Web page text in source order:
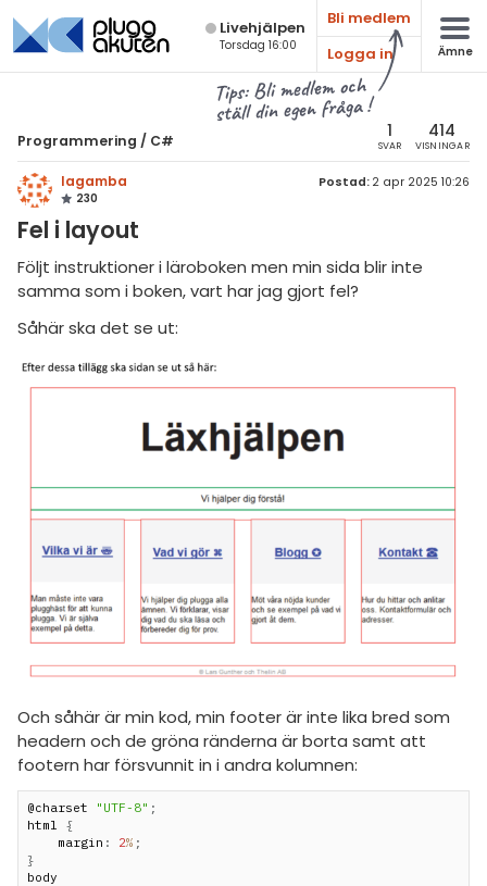
Live­hjälpen
Torsdag 16:00
Bli medlem
Logga in
Ämne
Tips: Bli medlem och
ställ din egen fråga !
Programmering / C# 1
SVAR
414
VISNINGAR
lagamba
230
Postad: 2 apr 2025 10:26
Fel i layout
Följt instruktioner i läroboken men min sida blir inte
samma som i boken, vart har jag gjort fel?
Såhär ska det se ut:
Och såhär är min kod, min footer är inte lika bred som
headern och de gröna ränderna är borta samt att
footern har försvunnit in i andra kolumnen:
@charset "UTF-8" ;
html {
    margin
: 2% ;
}
& Bygg
Alla ämnen
Programmering
Alla trådar
C
Python
HTML/CSS
PHP
Matlab
Övriga
programmeringsspråk
Topplistor
diskussioner